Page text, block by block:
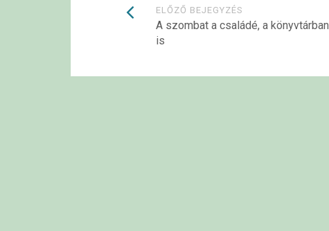
Bejegyzések
navigációja
ELŐZŐ BEJEGYZÉS
A szombat a családé, a könyvtárban
is